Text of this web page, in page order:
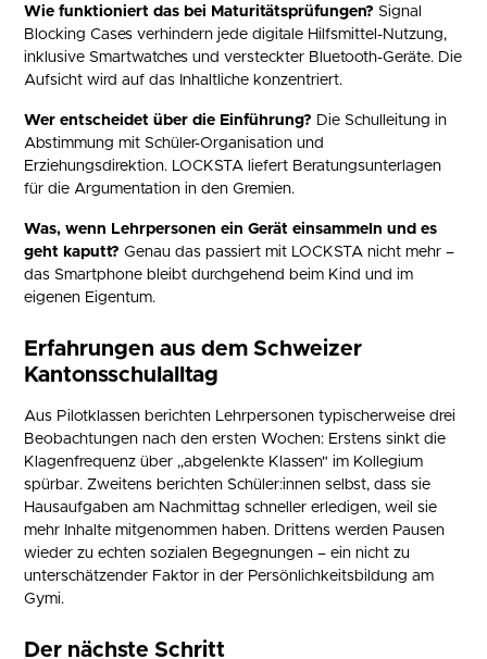
Wie funktioniert das bei Maturitätsprüfungen? Signal
Blocking Cases verhindern jede digitale Hilfsmittel-Nutzung,
inklusive Smartwatches und versteckter Bluetooth-Geräte. Die
Aufsicht wird auf das Inhaltliche konzentriert.
Wer entscheidet über die Einführung? Die Schulleitung in
Abstimmung mit Schüler-Organisation und
Erziehungsdirektion. LOCKSTA liefert Beratungsunterlagen
für die Argumentation in den Gremien.
Was, wenn Lehrpersonen ein Gerät einsammeln und es
geht kaputt? Genau das passiert mit LOCKSTA nicht mehr –
das Smartphone bleibt durchgehend beim Kind und im
eigenen Eigentum.
Erfahrungen aus dem Schweizer
Kantonsschulalltag
Aus Pilotklassen berichten Lehrpersonen typischerweise drei
Beobachtungen nach den ersten Wochen: Erstens sinkt die
Klagenfrequenz über „abgelenkte Klassen" im Kollegium
spürbar. Zweitens berichten Schüler:innen selbst, dass sie
Hausaufgaben am Nachmittag schneller erledigen, weil sie
mehr Inhalte mitgenommen haben. Drittens werden Pausen
wieder zu echten sozialen Begegnungen – ein nicht zu
unterschätzender Faktor in der Persönlichkeitsbildung am
Gymi.
Der nächste Schritt